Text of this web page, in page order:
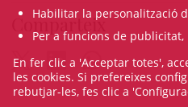
Comparteix
Habilitar la personalització
Per a funcions de
En fer clic a 'Acceptar totes',
les cookies. Si prefereixes
rebutjar-les, fes clic a